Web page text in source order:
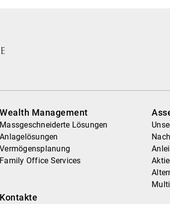
Wealth Management
Massgeschneiderte Lösungen
Anlagelösungen
Vermögensplanung
Family Office Services
Kontakte